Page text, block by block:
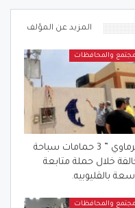
المزيد عن المؤلف
والمحافظات
الفرماوي ” 3 حمامات سباحة
خلال حملة متابعة
بالقليوبيه.
والمحافظات